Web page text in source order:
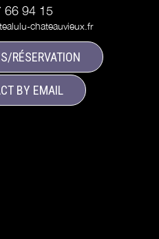
66 94 15
chateauvieux.fr
RÉSERVATION
BY EMAIL